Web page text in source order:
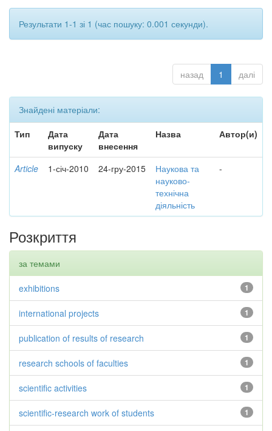
Результати 1-1 зі 1 (час пошуку: 0.001 секунди).
назад 1 далі
Знайдені матеріали:
Тип
Дата
випуску
Дата
внесення
Назва Автор(и)
Article 1-січ-2010 24-гру-2015
Наукова та
науково-
технічна
діяльність
-
Розкриття
за темами
1
exhibitions
1
international projects
1
publication of results of research
1
research schools of faculties
1
scientific activities
1
scientific-research work of students